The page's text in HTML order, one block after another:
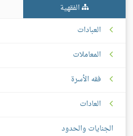
الفقهية
العبادات
المعاملات
فقه الأسرة
العادات
الجنايات والحدود